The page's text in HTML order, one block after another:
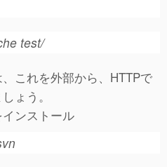
test/
これを外部から、HTTPで
ょう。
ンストール